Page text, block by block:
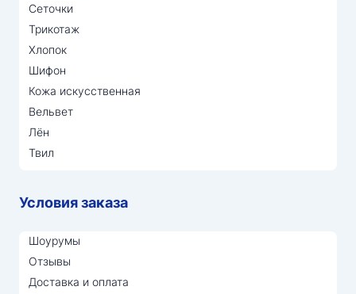
Сеточки
Трикотаж
Хлопок
Шифон
Кожа искусственная
Вельвет
Лён
Твил
Условия заказа
Шоурумы
Отзывы
Доставка и оплата